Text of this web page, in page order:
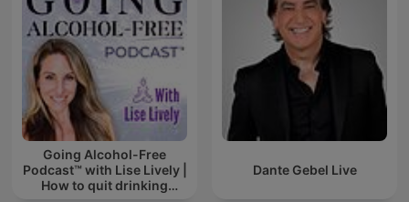
Going Alcohol-Free
Podcast™ with Lise Lively |
How to quit drinking
Dante Gebel Live